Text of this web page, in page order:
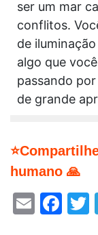
ser um mar
conflitos.
de
algo que
passando
de grande
humano 🙏
Email